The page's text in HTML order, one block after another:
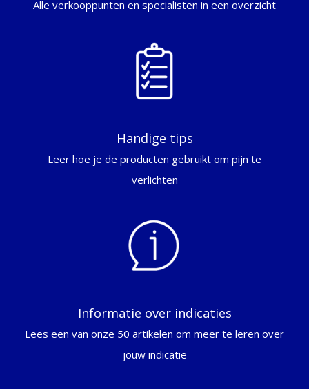
Alle verkooppunten en specialisten in een overzicht
Handige tips
Leer hoe je de producten gebruikt om pijn te
verlichten
Informatie over indicaties
Lees een van onze 50 artikelen om meer te leren over
jouw indicatie